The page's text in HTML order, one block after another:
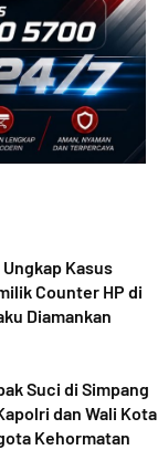
Kasus
Counter HP di
Diamankan
Suci di Simpang
dan Wali Kota
Kehormatan